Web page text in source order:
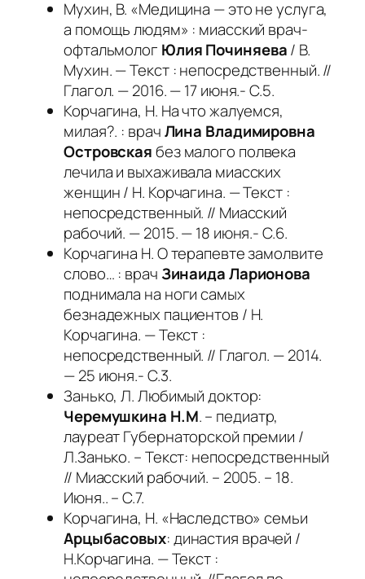
Мухин, В. «Медицина — это не услуга,
а помощь людям» : миасский врач-
офтальмолог Юлия Починяева/ В.
Мухин. — Текст : непосредственный. //
Глагол. — 2016. — 17 июня.- С.5.
Корчагина, Н. На что жалуемся,
милая?. : врачЛина Владимировна
Островскаябез малого полвека
лечила и выхаживала миасских
женщин / Н. Корчагина. — Текст :
непосредственный. // Миасский
рабочий. — 2015. — 18 июня.- С.6.
Корчагина Н. О терапевте замолвите
слово… : врач Зинаида Ларионова
поднимала на ноги самых
безнадежных пациентов / Н.
Корчагина. — Текст :
непосредственный. // Глагол. — 2014.
— 25 июня.- С.3.
Занько, Л. Любимый доктор:
Черемушкина Н.М. – педиатр,
лауреат Губернаторской премии /
Л.Занько. – Текст: непосредственный
// Миасский рабочий. – 2005. – 18.
Июня.. – С.7.
Корчагина, Н. «Наследство» семьи
Арцыбасовых: династия врачей /
Н.Корчагина. — Текст :